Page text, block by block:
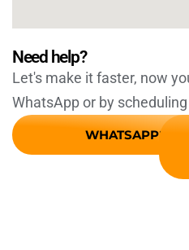
Need help?
Let's make it faster, now
WhatsApp or by
WHATSAPP